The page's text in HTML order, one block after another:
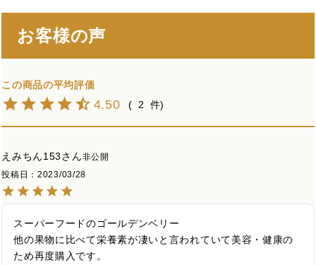
お客様の声
4.50 2
えみちん153
非公開
投稿日
2023/03/28
スーパーフードのゴールデンベリー
他の果物に比べて栄養素が凄いと言われていて美容・健康の
ため再度購入です。